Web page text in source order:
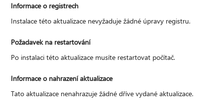
Informace o registrech
Instalace této aktualizace nevyžaduje žádné úpravy registru.
Požadavek na restartování
Po instalaci této aktualizace musíte restartovat počítač.
Informace o nahrazení aktualizace
Tato aktualizace nenahrazuje žádné dříve vydané aktualizace.